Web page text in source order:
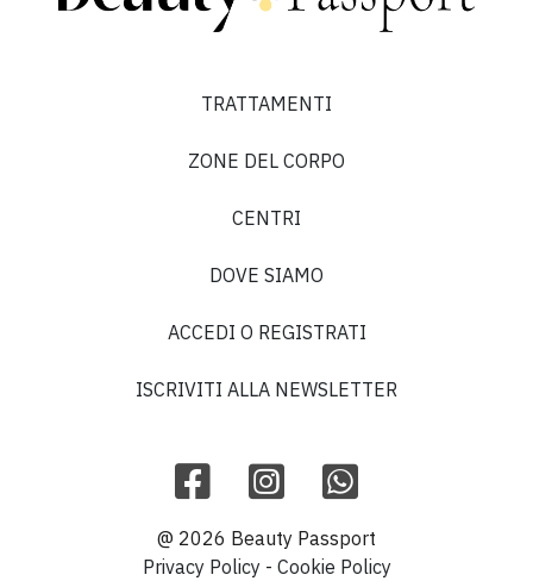
TRATTAMENTI
ZONE DEL CORPO
CENTRI
DOVE SIAMO
ACCEDI O REGISTRATI
ISCRIVITI ALLA NEWSLETTER
@ 2026 Beauty Passport
Privacy Policy - Cookie Policy